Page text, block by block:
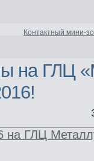
Контактный мини-
на ГЛЦ